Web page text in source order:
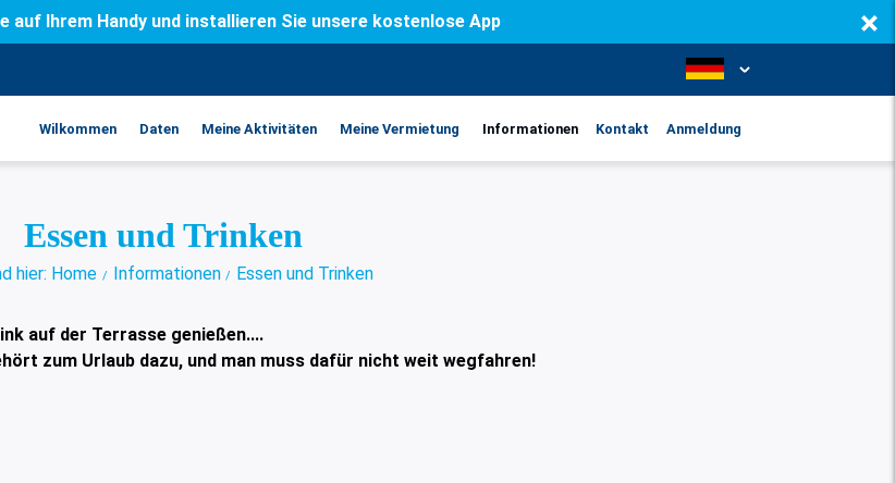
auf Ihrem Handy und installieren Sie unsere kostenlose App ×
Wilkommen Daten Meine Aktivitäten Meine Vermietung Informationen Kontakt Anmeldung
Essen und Trinken
hier: Home Informationen Essen und Trinken
auf der Terrasse genießen....
zum Urlaub dazu, und man muss dafür nicht weit wegfahren!